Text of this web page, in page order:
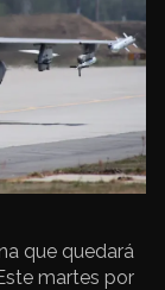
que quedará
martes por